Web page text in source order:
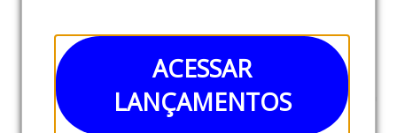
ACESSAR
LANÇAMENTOS
profissionais da saúde e empresas podem adquirir
suprimentos e equipamentos médicos de diversos
fornecedores em um só lugar. Em 2022, a healthtech
deve finalizar o ano transacionando R$ 13 milhões –